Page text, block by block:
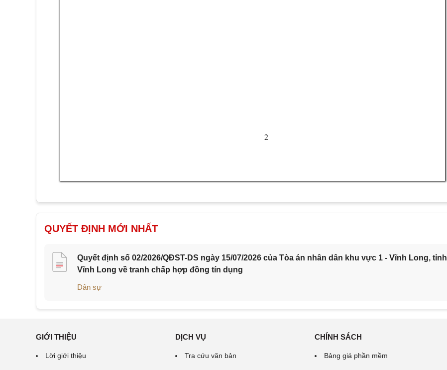
2
QUYẾT ĐỊNH MỚI NHẤT
Quyết định số 02/2026/QĐST-DS ngày 15/07/2026 của Tòa án nhân dân khu vực 1 - Vĩnh Long, tỉnh
Vĩnh Long về tranh chấp hợp đồng tín dụng
Dân sự
GIỚI THIỆU
Lời giới thiệu
DỊCH VỤ
Tra cứu văn bản
CHÍNH SÁCH
Bảng giá phần mềm